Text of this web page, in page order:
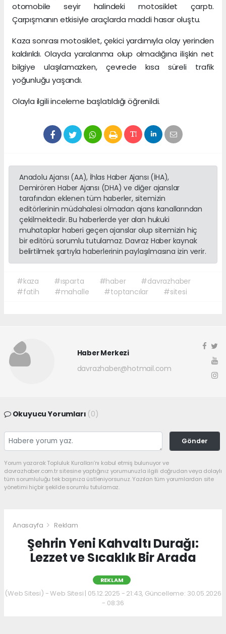
otomobile seyir halindeki motosiklet çarptı.
Çarpışmanın etkisiyle araçlarda maddi hasar oluştu.
Kaza sonrası motosiklet, çekici yardımıyla olay yerinden
kaldırıldı. Olayda yaralanma olup olmadığına ilişkin net
bilgiye ulaşılamazken, çevrede kısa süreli trafik
yoğunluğu yaşandı.
Olayla ilgili inceleme başlatıldığı öğrenildi.
Anadolu Ajansı (AA), İhlas Haber Ajansı (İHA),
Demirören Haber Ajansı (DHA) ve diğer ajanslar
tarafından eklenen tüm haberler, sitemizin
editörlerinin müdahalesi olmadan ajans kanallarından
çekilmektedir. Bu haberlerde yer alan hukuki
muhataplar haberi geçen ajanslar olup sitemizin hiç
bir editörü sorumlu tutulamaz. Davraz Haber kaynak
belirtilmek şartıyla haberlerinin paylaşılmasına izin verir.
#kaza #ısparta #haber
#davrazhaber
#fatih
#mahalle #toptancılar #sitesi
Haber Merkezi
davrazhaber@hotmail.com
Okuyucu Yorumları (0)
Gönder
Yorum yazarak Topluluk Kuralları’nı kabul etmiş bulunuyor ve
davrazhaber.com.tr sitesine yaptığınız yorumunuzla ilgili doğrudan veya dolaylı
tüm sorumluluğu tek başınıza üstleniyorsunuz. Yazılan tüm yorumlardan site
yönetimi hiçbir şekilde sorumlu tutulamaz.
Anasayfa Reklam
Şehrin Yeni Kahvaltı Durağı:
Lezzet ve Sıcaklık Bir Arada
REKLAM
(Web Sitesi) - Web Sitesi | 05.12.2025 - 21:43, Güncelleme: 30.05.2026
- 08:36